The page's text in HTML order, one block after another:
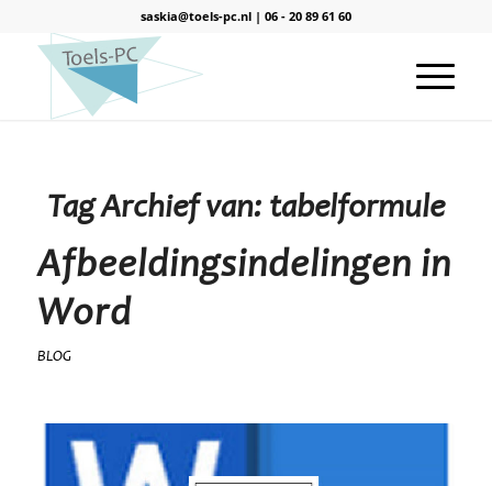
saskia@toels-pc.nl| 06 - 20 89 61 60
Tag Archief van: tabelformule
Afbeeldingsindelingen in
Word
BLOG